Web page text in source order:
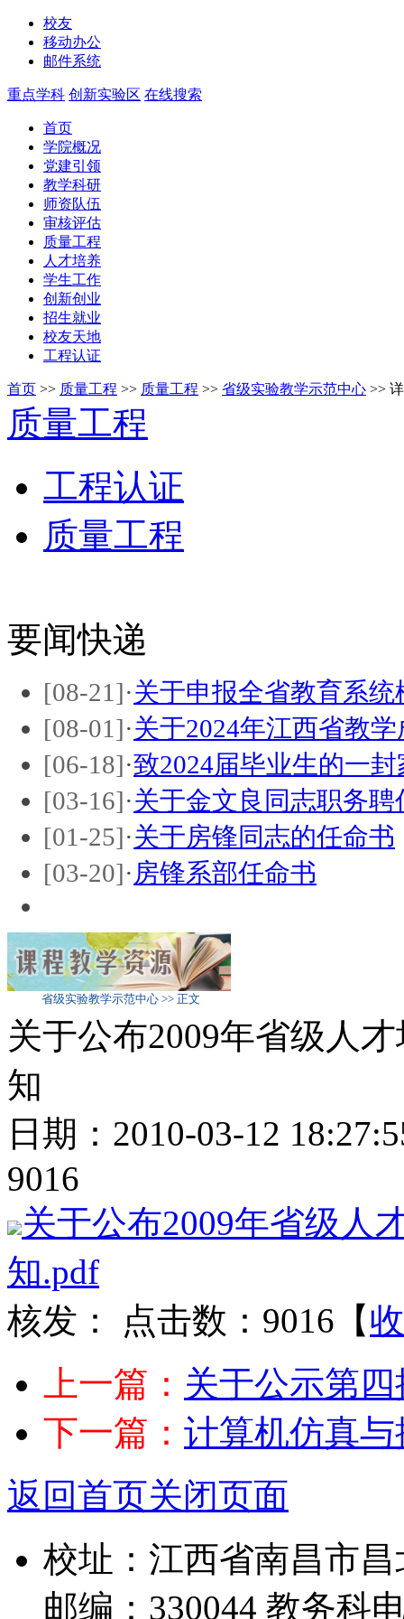
校友
移动办公
邮件系统
重点学科 创新实验区 在线搜索
首页
学院概况
党建引领
教学科研
师资队伍
审核评估
质量工程
人才培养
学生工作
创新创业
招生就业
校友天地
工程认证
首页 >> 质量工程 >> 质量工程 >> 省级实验教学示范中心 >>
质量工程
工程认证
质量工程
要闻快递
[08-21]·关于申报全省教育系统
[08-01]·关于2024年江西省教
[06-18]·致2024届毕业生的一封
[03-16]·关于金文良同志职务聘
[01-25]·关于房锋同志的任命书
[03-20]· 房锋系部任命书
省级实验教学示范中心 >> 正文
关于公布2009年省级人
知
日期：2010-03-12
9016
关于公布2009年省级人
知.pdf
核发：
点击数：9016 【
上一篇： 关于公示第
下一篇： 计算机仿真
返回首页关闭页面
校址：江西省南昌市
邮编：330044 教务科